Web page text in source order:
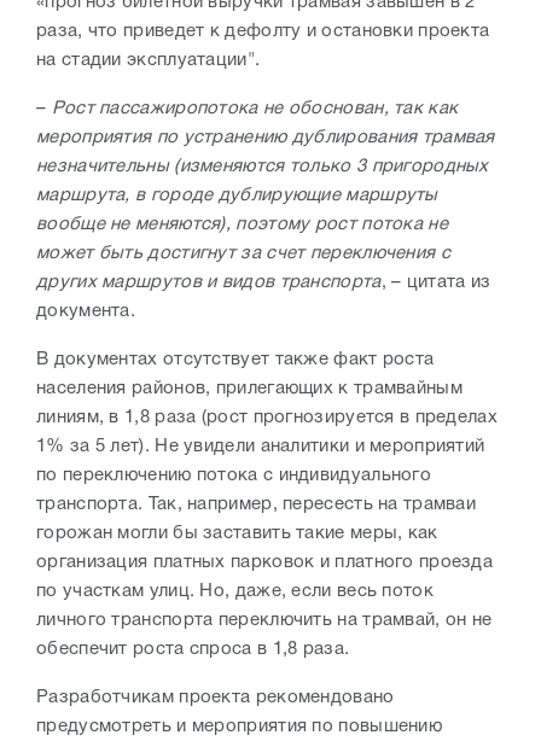
раза, что приведет к дефолту и остановки проекта
на стадии эксплуатации".
– Рост пассажиропотока не обоснован, так как
мероприятия по устранению дублирования трамвая
незначительны (изменяются только 3 пригородных
маршрута, в городе дублирующие маршруты
вообще не меняются), поэтому рост потока не
может быть достигнут за счет переключения с
других маршрутов и видов транспорта, – цитата из
документа.
В документах отсутствует также факт роста
населения районов, прилегающих к трамвайным
линиям, в 1,8 раза (рост прогнозируется в пределах
1% за 5 лет). Не увидели аналитики и мероприятий
по переключению потока с индивидуального
транспорта. Так, например, пересесть на трамваи
горожан могли бы заставить такие меры, как
организация платных парковок и платного проезда
по участкам улиц. Но, даже, если весь поток
личного транспорта переключить на трамвай, он не
обеспечит роста спроса в 1,8 раза.
Разработчикам проекта рекомендовано
предусмотреть и мероприятия по повышению